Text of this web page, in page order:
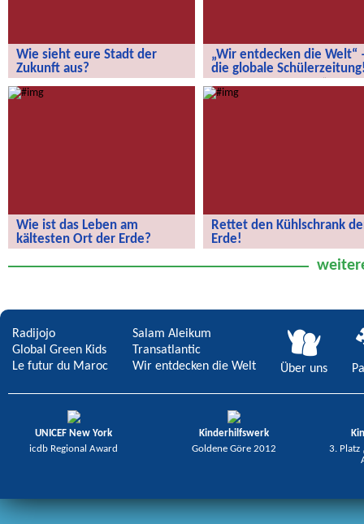
Wie sieht eure Stadt der
Zukunft aus?
„Wir entdecken die Welt“
die globale
globale Schülerzeitung!
Wie ist das Leben am
kältesten Ort der Erde?
der Erde?
Rettet den Kühlschrank
Erde!
Radijojo
Global Green Kids
Le futur du Maroc
Salam Aleikum
Transatlantic
Wir entdecken die Welt
Über uns
UNICEF New York
icdb Regional Award
Kinderhilfswerk
Goldene Göre 2012
3. Platz